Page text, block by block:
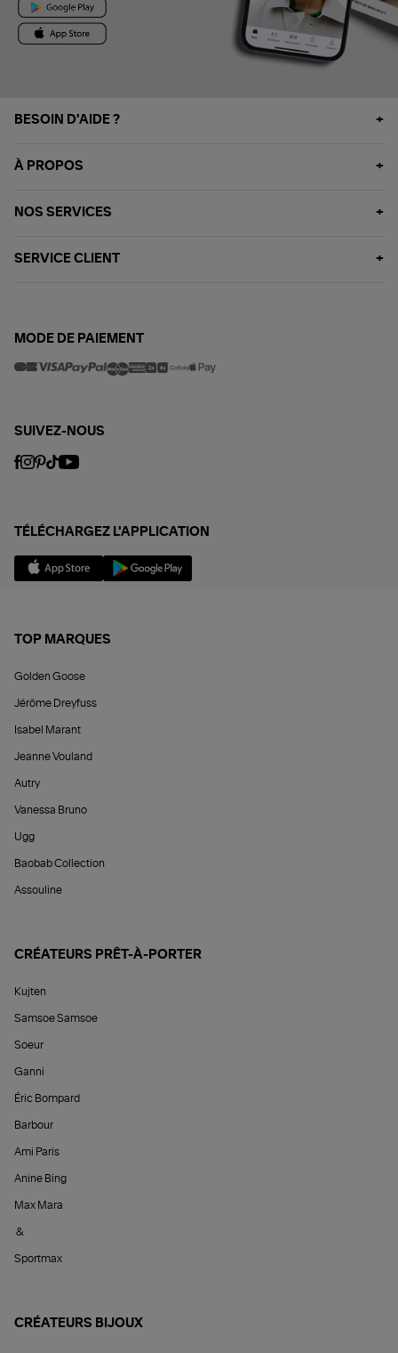
BESOIN D'AIDE ?
À PROPOS
NOS SERVICES
SERVICE CLIENT
MODE DE PAIEMENT
SUIVEZ-NOUS
TÉLÉCHARGEZ L'APPLICATION
TOP MARQUES
Golden Goose
Jérôme Dreyfuss
Isabel Marant
Jeanne Vouland
Autry
Vanessa Bruno
Ugg
Baobab Collection
Assouline
CRÉATEURS PRÊT-À-PORTER
Kujten
Samsoe Samsoe
Soeur
Ganni
Éric Bompard
Barbour
Ami Paris
Anine Bing
Max Mara
&
Sportmax
CRÉATEURS BIJOUX